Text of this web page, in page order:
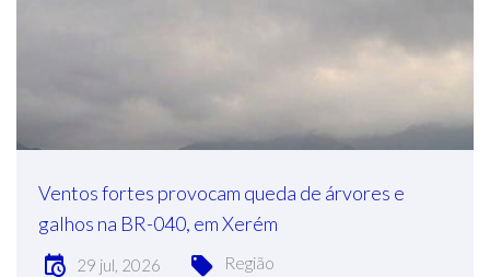
Ventos fortes provocam queda de árvores e
galhos na BR-040, em Xerém
29 jul, 2026 Região